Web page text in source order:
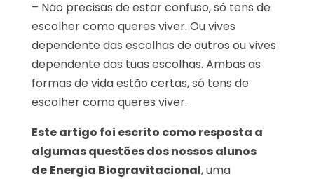
– Não precisas de estar confuso, só tens de
escolher como queres viver. Ou vives
dependente das escolhas de outros ou vives
dependente das tuas escolhas. Ambas as
formas de vida estão certas, só tens de
escolher como queres viver.
Este artigo foi escrito como resposta a
algumas questões dos nossos alunos
de Energia Biogravitacional, uma